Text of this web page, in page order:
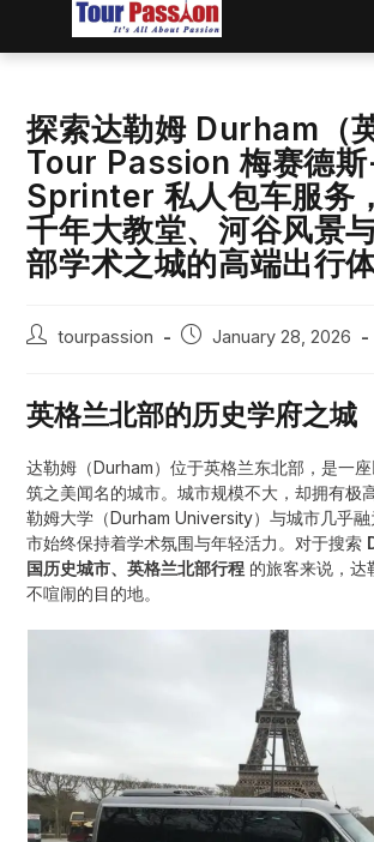
探索达勒姆 Durham（英
Tour Passion 梅赛德
Sprinter 私人包车服务
千年大教堂、河谷风景
部学术之城的高端出行
tourpassion January 28, 2026
英格兰北部的历史学府之城
达勒姆（Durham）位于英格兰东北部，是一
筑之美闻名的城市。城市规模不大，却拥有极
勒姆大学（Durham University）与城市几乎
市始终保持着学术氛围与年轻活力。对于搜索
国历史城市、英格兰北部行程 的旅客来说，达
不喧闹的目的地。